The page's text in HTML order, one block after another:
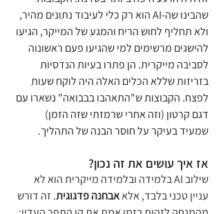
שהבינו שה-AI הוא רק כלי לעיבוד נתונים מהיר,
ולא תחליף לחוש הריח והמגע של המייקר, הגיעו
להישגים מרשימים למי שהגיעו פעם ראשונוה
לסביבה מייקרית. הן פתרו בעיות הנדסיות
בזריזות שללא הכלים האלה היה לוקח שעות
לפצח. הקבוצות ש"התאהבו בבבואה" נשארו עם
דגם קרטון (וזה אחרי שרמזתי שזה הזמן)
שמעיד בעיקר על חוסר הבנה של התהליך.
אז איך עושים את זה נכון?
שילוב AI בלמידה ובלמידה מייקרית הוא לא
עניין טכני בלבד, אלא אבחנה פדגוגית. זה דורש